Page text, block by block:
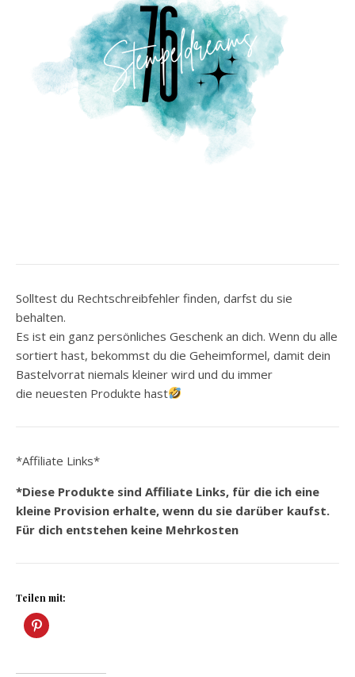
Solltest du Rechtschreibfehler finden, darfst du sie
behalten.
Es ist ein ganz persönliches Geschenk an dich. Wenn du alle
sortiert hast, bekommst du die Geheimformel, damit dein
Bastelvorrat niemals kleiner wird und du immer
die neuesten Produkte hast
*Affiliate Links*
*Diese Produkte sind Affiliate Links, für die ich eine
kleine Provision erhalte, wenn du sie darüber kaufst.
Für dich entstehen keine Mehrkosten
Teilen mit: